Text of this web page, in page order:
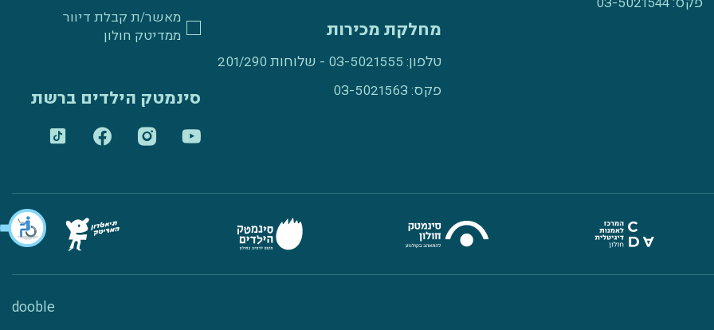
מחלקת מכירות
טלפון: 03-5021555 - שלוחות 201/290
פקס: 03-5021563
מאשר/ת קבלת דיוור
ממדיטק חולון
סינמטק הילדים ברשת
dooble